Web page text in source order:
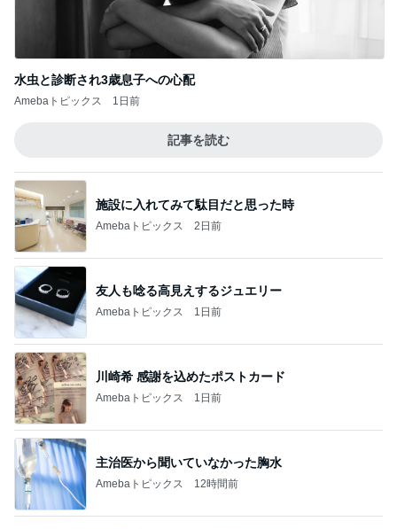
水虫と診断され3歳息子への心配
Amebaトピックス 1日前
記事を読む
施設に入れてみて駄目だと思った時
Amebaトピックス 2日前
友人も唸る高見えするジュエリー
Amebaトピックス 1日前
川崎希 感謝を込めたポストカード
Amebaトピックス 1日前
主治医から聞いていなかった胸水
Amebaトピックス 12時間前